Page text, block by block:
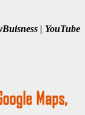
| YouTube
Maps,